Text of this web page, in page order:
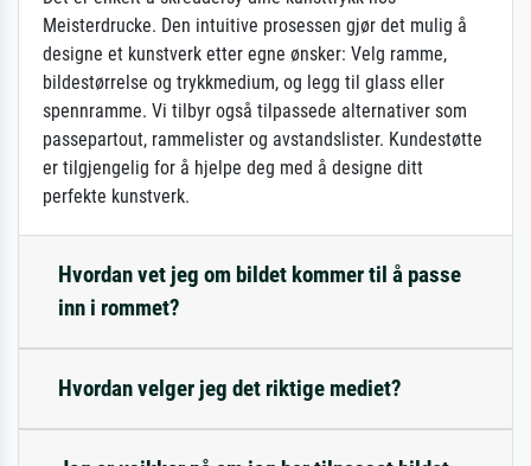
Meisterdrucke. Den intuitive prosessen gjør det mulig å
designe et kunstverk etter egne ønsker: Velg ramme,
bildestørrelse og trykkmedium, og legg til glass eller
spennramme. Vi tilbyr også tilpassede alternativer som
passepartout, rammelister og avstandslister. Kundestøtte
er tilgjengelig for å hjelpe deg med å designe ditt
perfekte kunstverk.
Hvordan vet jeg om bildet kommer til å passe
inn i rommet?
Hvordan velger jeg det riktige mediet?